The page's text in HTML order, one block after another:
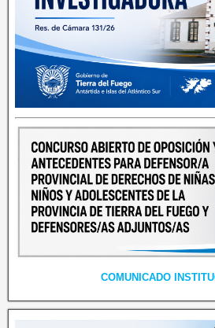
COMUNICADO